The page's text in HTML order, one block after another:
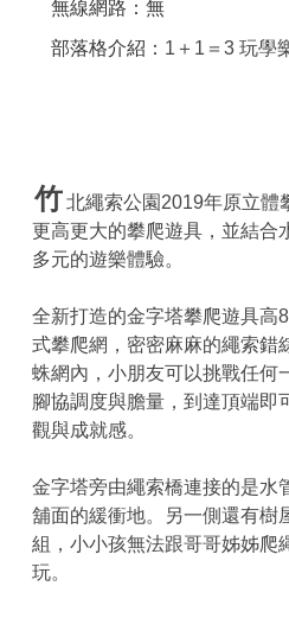
無線網路：無
部落格介紹： 1＋1＝3 玩學
竹北繩索公園2019年原立體
更高更大的攀爬遊具，並結合
多元的遊樂體驗。
全新打造的金字塔攀爬遊具高
式攀爬網，密密麻麻的繩索錯
蛛網內，小朋友可以挑戰任何
腳協調度與膽量，到達頂端即
觀與成就感。
金字塔旁由繩索橋連接的是水
舖面的緩衝地。另一側還有樹
組，小小孩無法跟哥哥姊姊爬
玩。